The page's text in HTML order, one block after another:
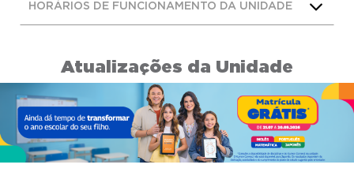
HORÁRIOS DE FUNCIONAMENTO DA UNIDADE
Atualizações da Unidade